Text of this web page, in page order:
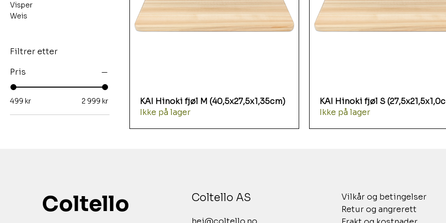
Visper
Weis
Filtrer etter
Pris
499 kr 2 999 kr
KAI Hinoki fjøl M (40,5x27,5x1,35cm)
Ikke på lager
KAI Hinoki fjøl S
Ikke på lager
Coltello Coltello AS
Vilkår og betingelser
Retur og angrerett